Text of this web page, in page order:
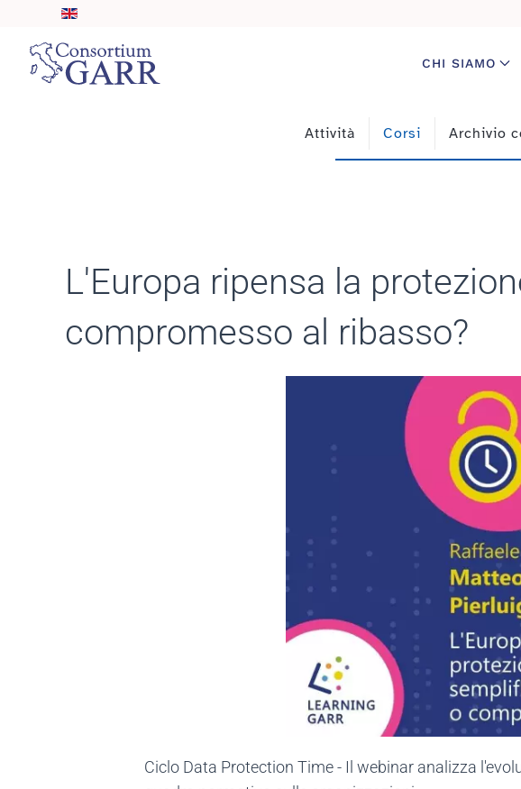
Skip to main content
CHI SIAMO
Attività Corsi Archivio
L'Europa ripensa la
compromesso al ribasso?
Ciclo Data Protection Time - Il webinar analizza